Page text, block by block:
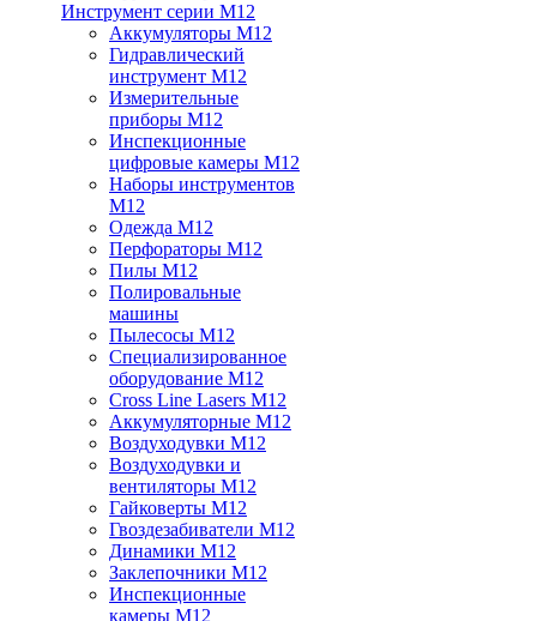
Инструмент серии M12
Аккумуляторы M12
Гидравлический
инструмент M12
Измерительные
приборы M12
Инспекционные
цифровые камеры M12
Наборы инструментов
M12
Одежда M12
Перфораторы M12
Пилы M12
Полировальные
машины
Пылесосы M12
Специализированное
оборудование M12
Cross Line Lasers M12
Аккумуляторные M12
Воздуходувки M12
Воздуходувки и
вентиляторы M12
Гайковерты M12
Гвоздезабиватели M12
Динамики M12
Заклепочники M12
Инспекционные
камеры M12